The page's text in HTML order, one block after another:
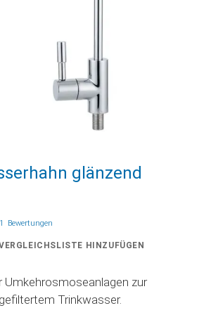
glänzend
1 Bewertungen
HINZUFÜGEN
Umkehrosmoseanlagen zur
Trinkwasser.